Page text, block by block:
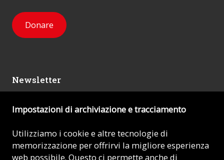
Donare
Newsletter
Mi iscrivo
© 2026 - AIUTO ALLA CHIESA CHE SOFFRE (ACN)
Impostazioni di archiviazione e tracciamento
Utilizziamo i cookie e altre tecnologie di
memorizzazione per offrirvi la migliore esperienza
web possibile. Questo ci permette anche di